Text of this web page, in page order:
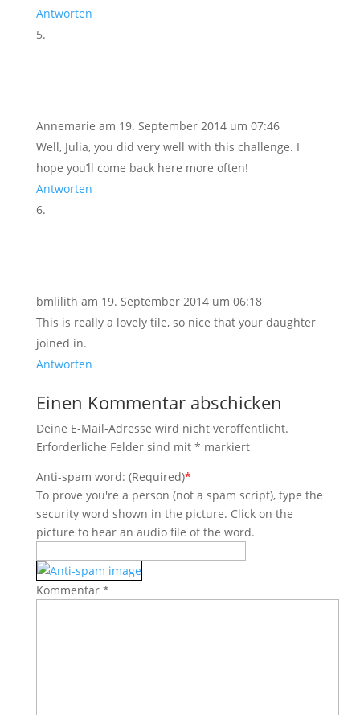
Antworten
Annemarie am 19. September 2014 um 07:46
Well, Julia, you did very well with this challenge. I
hope you’ll come back here more often!
Antworten
bmlilith am 19. September 2014 um 06:18
This is really a lovely tile, so nice that your daughter
joined in.
Antworten
Einen Kommentar abschicken
Deine E-Mail-Adresse wird nicht veröffentlicht.
Erforderliche Felder sind mit * markiert
Anti-spam word: (Required)*
To prove you're a person (not a spam script), type the
security word shown in the picture. Click on the
picture to hear an audio file of the word.
Kommentar *